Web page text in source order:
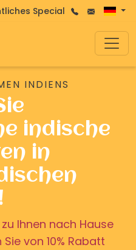
Special
INDIENS
indische
in
Ihnen nach Hause
von 10% Rabatt